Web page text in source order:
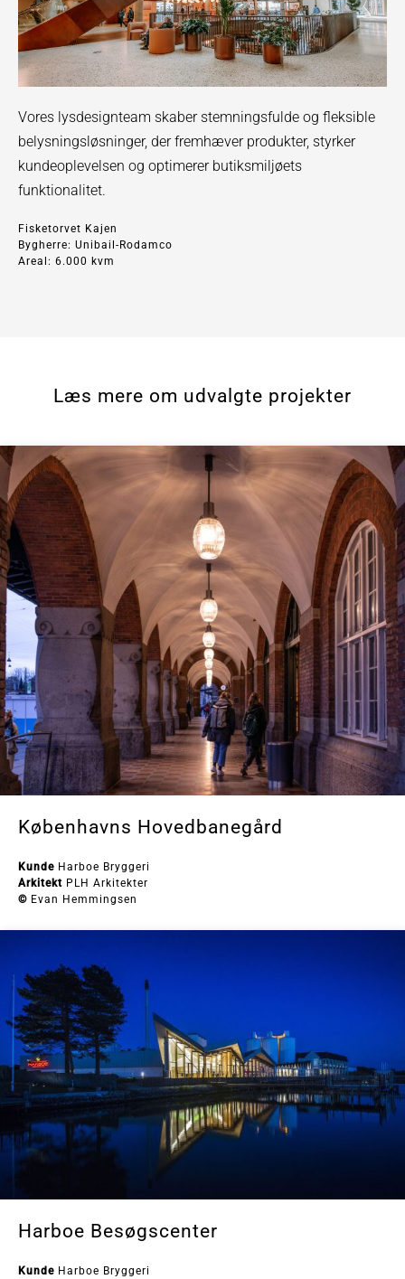
Vores lysdesignteam skaber stemningsfulde og fleksible
belysningsløsninger, der fremhæver produkter, styrker
kundeoplevelsen og optimerer butiksmiljøets
funktionalitet.
Fisketorvet Kajen
Bygherre: Unibail-Rodamco
Areal: 6.000 kvm
Læs mere om udvalgte projekter
Københavns Hovedbanegård
Kunde Harboe Bryggeri
Arkitekt PLH Arkitekter
© Evan Hemmingsen
Harboe Besøgscenter
Kunde Harboe Bryggeri